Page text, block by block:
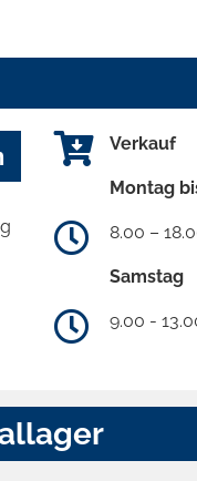
Verkauf
Montag
8.00 –
Samstag
9.00 -